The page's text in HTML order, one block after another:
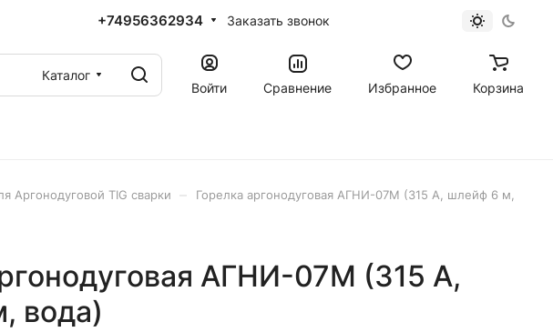
+74956362934 Заказать звонок
Каталог
Войти
Сравнение Избранное Корзина
Аргонодуговой TIG сварки
Горелка аргонодуговая АГНИ-07М (315 А, шлейф 6 м,
АГНИ-07М (315 А,
вода)